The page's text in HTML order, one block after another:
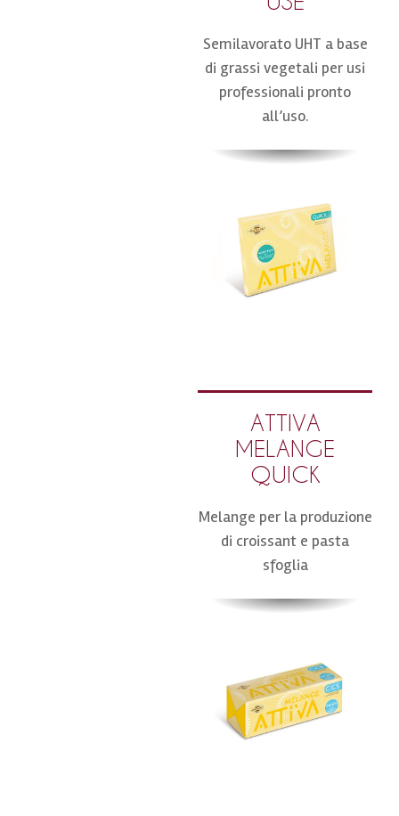
Semilavorato UHT a base
di grassi vegetali per usi
professionali pronto
all’uso.
ATTIVA
MELANGE
QUICK
Melange per la produzione
di croissant e pasta
sfoglia